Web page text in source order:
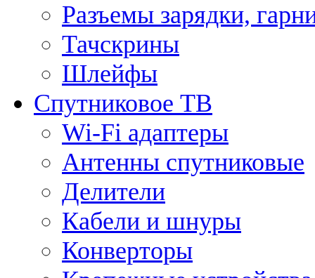
Разъемы зарядки,
Тачскрины
Шлейфы
Спутниковое ТВ
Wi-Fi адаптеры
Антенны спутниковые
Делители
Кабели и шнуры
Конверторы